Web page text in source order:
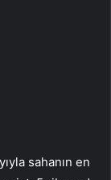
sahanın en